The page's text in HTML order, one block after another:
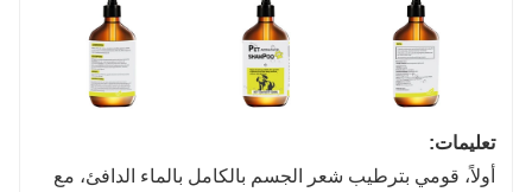
تعليمات:
أولاً، قومي بترطيب شعر الجسم بالكامل بالماء الدافئ، مع